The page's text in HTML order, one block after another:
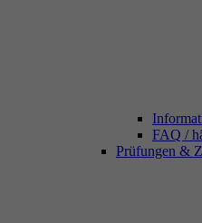
FAQ /
Prüfungen &